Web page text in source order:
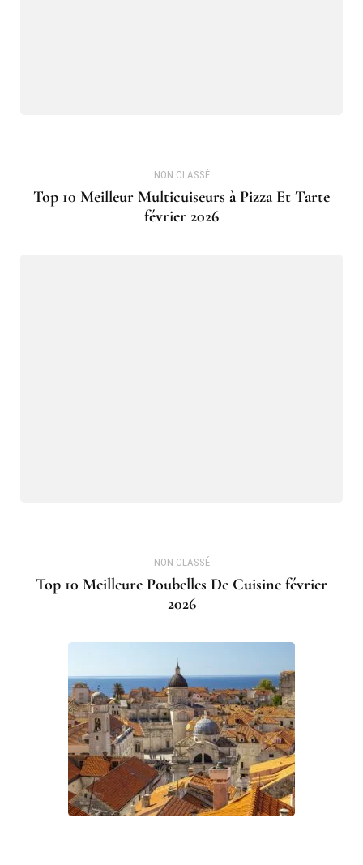
NON CLASSÉ
Top 10 Meilleur Multicuiseurs à Pizza Et Tarte
février 2026
NON CLASSÉ
Top 10 Meilleure Poubelles De Cuisine février
2026